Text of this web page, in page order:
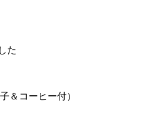
た
コーヒー付）